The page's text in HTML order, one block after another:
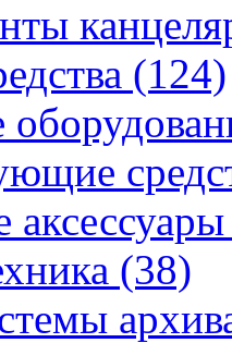
(124)
(38)